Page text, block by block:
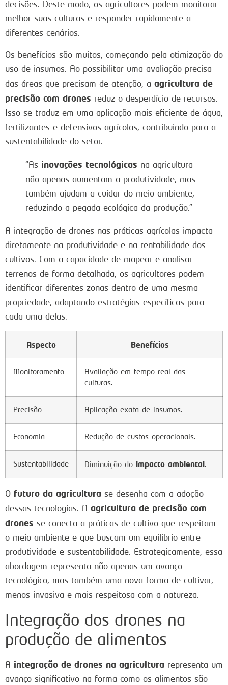
decisões. Deste modo, os agricultores podem monitorar
melhor suas culturas e responder rapidamente a
diferentes cenários.
Os benefícios são muitos, começando pela otimização do
uso de insumos. Ao possibilitar uma avaliação precisa
das áreas que precisam de atenção, a agricultura de
precisão com drones reduz o desperdício de recursos.
Isso se traduz em uma aplicação mais eficiente de água,
fertilizantes e defensivos agrícolas, contribuindo para a
sustentabilidade do setor.
“As inovações tecnológicas na agricultura
não apenas aumentam a produtividade, mas
também ajudam a cuidar do meio ambiente,
reduzindo a pegada ecológica da produção.”
A integração de drones nas práticas agrícolas impacta
diretamente na produtividade e na rentabilidade dos
cultivos. Com a capacidade de mapear e analisar
terrenos de forma detalhada, os agricultores podem
identificar diferentes zonas dentro de uma mesma
propriedade, adaptando estratégias específicas para
cada uma delas.
Aspecto Benefícios
Monitoramento
Avaliação em tempo real das
culturas.
Precisão Aplicação exata de insumos.
Economia Redução de custos operacionais.
Sustentabilidade Diminuição do impacto ambiental.
O futuro da agricultura se desenha com a adoção
dessas tecnologias. A agricultura de precisão com
drones se conecta a práticas de cultivo que respeitam
o meio ambiente e que buscam um equilibrio entre
produtividade e sustentabilidade. Estrategicamente, essa
abordagem representa não apenas um avanço
tecnológico, mas também uma nova forma de cultivar,
menos invasiva e mais respeitosa com a natureza.
Integração dos drones na
produção de alimentos
A integração de drones na agricultura representa um
avanço significativo na forma como os alimentos são